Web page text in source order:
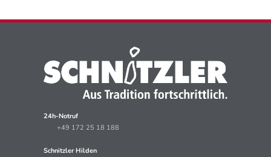
24h-Notruf
+49 172 25 18 188
Schnitzler Hilden